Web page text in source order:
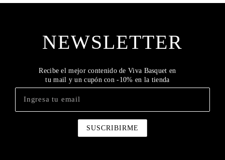
NEWSLETTER
Recibe el mejor contenido de Viva Basquet en
tu mail y un cupón con -10% en la tienda